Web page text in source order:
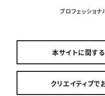
プロフェッショ
本サイトに関す
クリエイティブで